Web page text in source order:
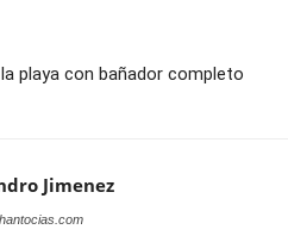
playa con bañador completo
Jimenez